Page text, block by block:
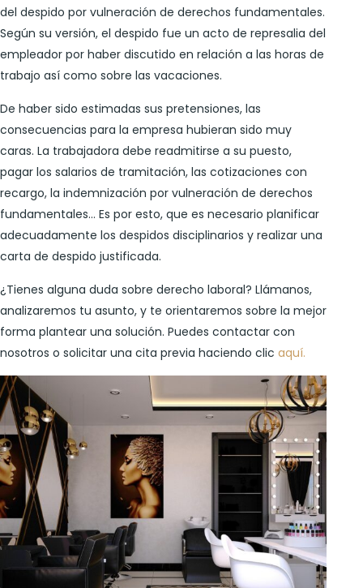
del despido por vulneración de derechos fundamentales.
Según su versión, el despido fue un acto de represalia del
empleador por haber discutido en relación a las horas de
trabajo así como sobre las vacaciones.
De haber sido estimadas sus pretensiones, las
consecuencias para la empresa hubieran sido muy
caras. La trabajadora debe readmitirse a su puesto,
pagar los salarios de tramitación, las cotizaciones con
recargo, la indemnización por vulneración de derechos
fundamentales… Es por esto, que es necesario planificar
adecuadamente los despidos disciplinarios y realizar una
carta de despido justificada.
¿Tienes alguna duda sobre derecho laboral? Llámanos,
analizaremos tu asunto, y te orientaremos sobre la mejor
forma plantear una solución. Puedes contactar con
nosotros o solicitar una cita previa haciendo clic aquí.